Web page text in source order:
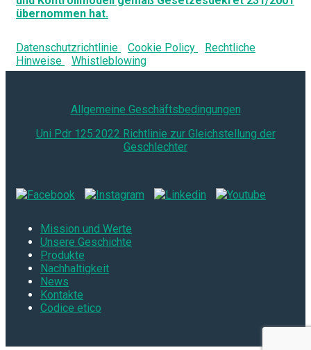
übernommen hat.
Datenschutzrichtlinie Cookie Policy
Rechtliche
Hinweise
Whistleblowing
Allgemeine Geschäftsbedingungen
Uni Pdr 125:2022 Richtlinie zur Gleichstellung der
Geschlechter
Mission und Werte
Unsere Geschichte
Produkte
Nachhaltigkeit
News
Kontakte
Codice etico